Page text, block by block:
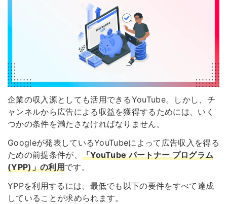
企業の収入源としても活用できるYouTube。しかし、チ
ャンネルから広告による収益を獲得するためには、いく
つかの条件を満たさなければなりません。
Googleが発表しているYouTubeによって広告収入を得る
ための前提条件が、 「YouTube パートナー プログラム
(YPP)」の利用です。
YPPを利用するには、最低でも以下の要件をすべて達成
していることが求められます。